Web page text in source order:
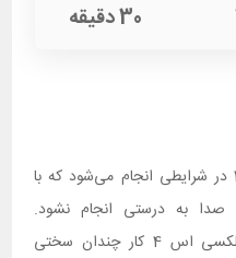
30 دقیقه
تعویض جک هدفون گلکسی اس 4 در شرایطی انجام می‌شود که با
صدا به درستی انجام نشود.
خوشبختانه تعویض جک هدفون گلکسی اس 4 کار چندان سختی